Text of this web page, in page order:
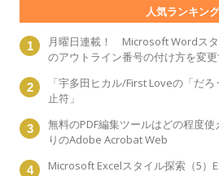
人気ランキング
月曜日連載！ Microsoft Wordス
のアウトライン番号の付け方を変
「宇多田ヒカル/First Loveの「だ
止符」
無料のPDF編集ツールはどの程度
りのAdobe Acrobat Web
Microsoft Excelスタイル探索（5）